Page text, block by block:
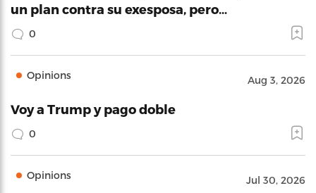
un plan contra su exesposa, pero…
0
Opinions Aug 3, 2026
Voy a Trump y pago doble
0
Opinions Jul 30, 2026